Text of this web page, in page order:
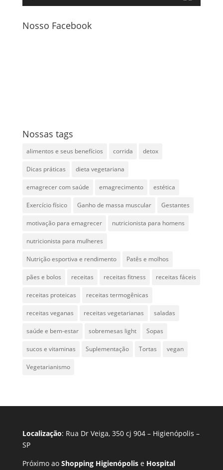
Nosso Facebook
Nossas tags
alimentos e seus benefícios corrida detox
Dicas práticas dieta vegetariana
emagrecer com saúde emagrecimento estética
Exercício físico Ganho de massa muscular Gestantes
motivação para emagrecer nutricionista para homens
nutricionista para mulheres
Nutrição esportiva e rendimento Patês e molhos
pães e bolos receitas receitas fitness receitas fáceis
receitas proteicas receitas termogênicas
receitas veganas receitas vegetarianas saladas
saúde e bem-estar sobremesas light Sopas
sucos e vitaminas Suplementação Tortas vegan
Vegetarianismo
Localização: Rua Dr Veiga, 350 cj 904 – Higienópolis –
SP
Próximo ao Shopping Higienópolise Hospital